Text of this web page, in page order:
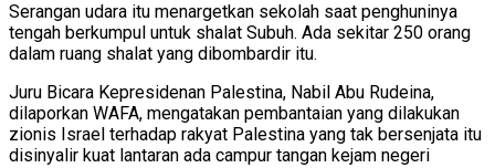
Serangan udara itu menargetkan sekolah saat penghuninya
tengah berkumpul untuk shalat Subuh. Ada sekitar 250 orang
dalam ruang shalat yang dibombardir itu.
Juru Bicara Kepresidenan Palestina, Nabil Abu Rudeina,
dilaporkan WAFA, mengatakan pembantaian yang dilakukan
zionis Israel terhadap rakyat Palestina yang tak bersenjata itu
disinyalir kuat lantaran ada campur tangan kejam negeri